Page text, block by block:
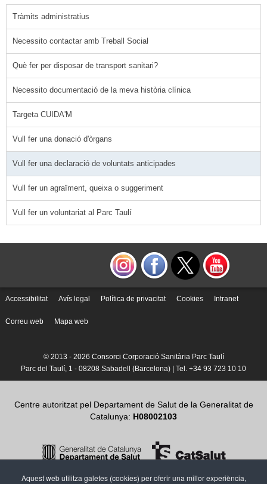
Tràmits administratius
Necessito contactar amb Treball Social
Què fer per disposar de transport sanitari?
Necessito documentació de la meva història clínica
Targeta CUIDA'M
Vull fer una donació d'òrgans
Vull fer una declaració de voluntats anticipades
Vull fer un agraïment, queixa o suggeriment
Vull fer un voluntariat al Parc Taulí
Accessibilitat Avís legal Política de privacitat Cookies Intranet
Correu web Mapa web
© 2013 - 2026 Consorci Corporació Sanitària Parc Taulí
Parc del Taulí, 1 - 08208 Sabadell (Barcelona) | Tel. +34 93 723 10 10
Centre autoritzat pel Departament de Salut de la Generalitat de
Catalunya: H08002103
Aquest web utilitza galetes (cookies) per oferir una millor experiència,